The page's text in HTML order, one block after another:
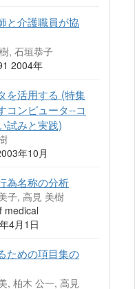
と介護職員が協
, 石垣恭子
2004年
を活用する (特集
コンピュータ--コ
試みと実践)
年10月
為名称の分析
子, 高見 美樹
medical
4月1日
ための項目集の
, 柏木 公一, 高見